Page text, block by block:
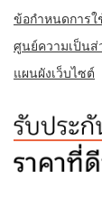
ข้อกำหนดการใ
ศูนย์ความเป็น
แผนผังเว็บไซต์